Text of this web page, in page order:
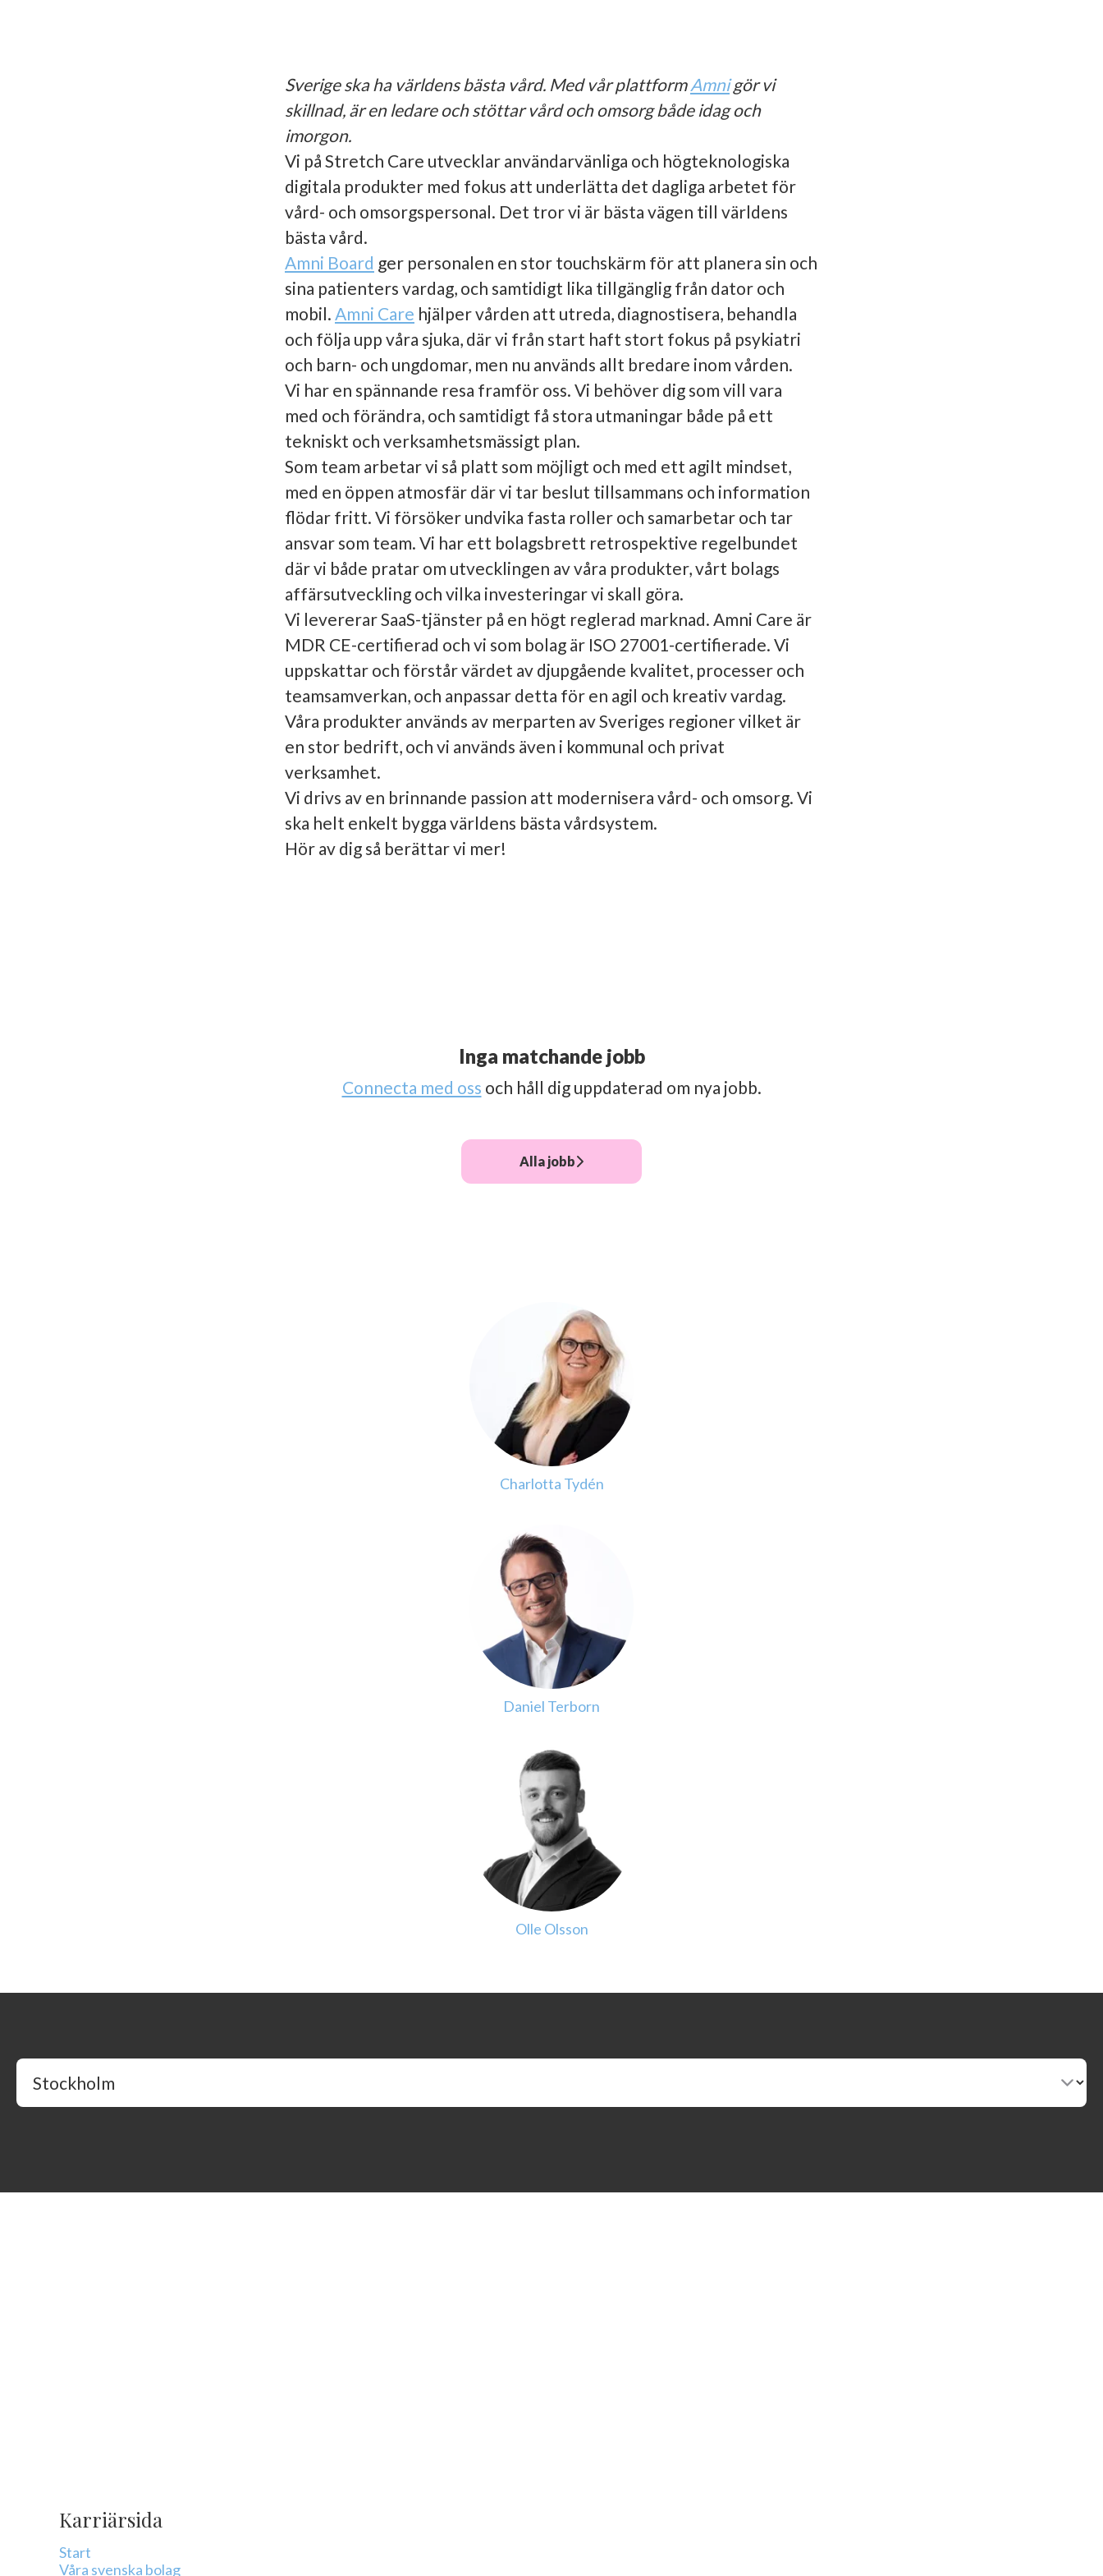
Sverige ska ha världens bästa vård. Med vår plattformAmnigör vi
skillnad, är en ledare och stöttar vård och omsorg både idag och
imorgon.
Vi på Stretch Care utvecklar användarvänliga och högteknologiska
digitala produkter med fokus att underlätta det dagliga arbetet för
vård- och omsorgspersonal. Det tror vi är bästa vägen till världens
bästa vård.
Amni Board ger personalen en stor touchskärm för att planera sin och
sina patienters vardag, och samtidigt lika tillgänglig från dator och
mobil. Amni Care hjälper vården att utreda, diagnostisera, behandla
och följa upp våra sjuka, där vi från start haft stort fokus på psykiatri
och barn- och ungdomar, men nu används allt bredare inom vården.
Vi har en spännande resa framför oss. Vi behöver dig som vill vara
med och förändra, och samtidigt få stora utmaningar både på ett
tekniskt och verksamhetsmässigt plan.
Som team arbetar vi så platt som möjligt och med ett agilt mindset,
med en öppen atmosfär där vi tar beslut tillsammans och information
flödar fritt. Vi försöker undvika fasta roller och samarbetar och tar
ansvar som team. Vi har ett bolagsbrett retrospektive regelbundet
där vi både pratar om utvecklingen av våra produkter, vårt bolags
affärsutveckling och vilka investeringar vi skall göra.
Vi levererar SaaS-tjänster på en högt reglerad marknad. Amni Care är
MDR CE-certifierad och vi som bolag är ISO 27001-certifierade. Vi
uppskattar och förstår värdet av djupgående kvalitet, processer och
teamsamverkan, och anpassar detta för en agil och kreativ vardag.
Våra produkter används av merparten av Sveriges regioner vilket är
en stor bedrift, och vi används även i kommunal och privat
verksamhet.
Vi drivs av en brinnande passion att modernisera vård- och omsorg. Vi
ska helt enkelt bygga världens bästa vårdsystem.
Hör av dig så berättar vi mer!
Inga matchande jobb
Connecta med oss och håll dig uppdaterad om nya jobb.
Alla jobb
Charlotta Tydén
Daniel Terborn
Olle Olsson
Karriärsida
Start
Våra svenska bolag